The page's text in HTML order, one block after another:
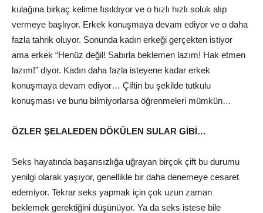
kulağına birkaç kelime fısıldıyor ve o hızlı hızlı soluk alıp
vermeye başlıyor. Erkek konuşmaya devam ediyor ve o daha
fazla tahrik oluyor. Sonunda kadın erkeği gerçekten istiyor
ama erkek “Henüz değil! Sabırla beklemen lazım! Hak etmen
lazım!” diyor. Kadın daha fazla isteyene kadar erkek
konuşmaya devam ediyor… Çiftin bu şekilde tutkulu
konuşması ve bunu bilmiyorlarsa öğrenmeleri mümkün…
ÖZLER ŞELALEDEN DÖKÜLEN SULAR GİBİ…
Seks hayatında başarısızlığa uğrayan birçok çift bu durumu
yenilgi olarak yaşıyor, genellikle bir daha denemeye cesaret
edemiyor. Tekrar seks yapmak için çok uzun zaman
beklemek gerektiğini düşünüyor. Ya da seks istese bile